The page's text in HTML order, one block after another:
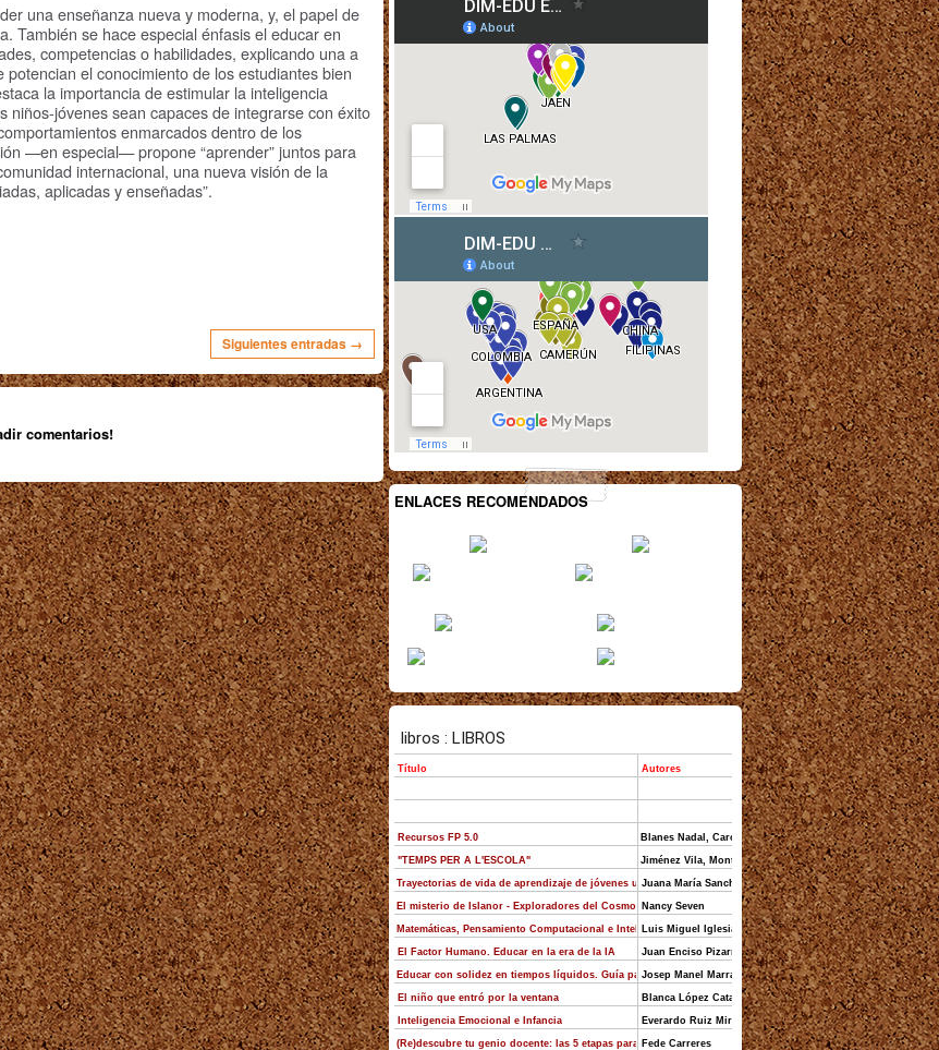
una enseñanza nueva y moderna, y, el papel de
También se hace especial énfasis el educar en
competencias o habilidades, explicando una a
el conocimiento de los estudiantes bien
la importancia de estimular la inteligencia
jóvenes sean capaces de integrarse con éxito
enmarcados dentro de los
—en especial— propone “aprender” juntos para
internacional, una nueva visión de la
aplicadas y enseñadas”.
Siguientes entradas →
comentarios!
ENLACES RECOMENDADOS